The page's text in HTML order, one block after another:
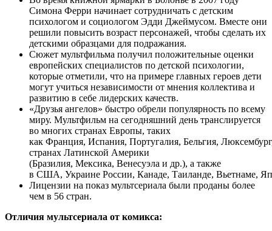
Симона Ферри начинает сотрудничать с детским
психологом и социологом Эдди Джеймусом. Вместе они
решили повысить возраст персонажей, чтобы сделать их
детскими образцами для подражания.
Сюжет мультфильма получил положительные оценки
европейских специалистов по детской психологии,
которые отметили, что на примере главных героев дети
могут учиться независимости от мнения коллектива и
развитию в себе лидерских качеств.
«Друзья ангелов» быстро обрели популярность по всему
миру. Мультфильм на сегодняшний день транслируется
во многих странах Европы, таких
как Франция, Испания, Португалия, Бельгия,
странах Латинской Америки
(Бразилия, Мексика, Венесуэла и др.), а также
в США, Украине России, Канаде, Таиланде, Вьетнаме,
Лицензии на показ мультсериала были проданы более
чем в 56 стран.
Отличия мультсериала от комикса: